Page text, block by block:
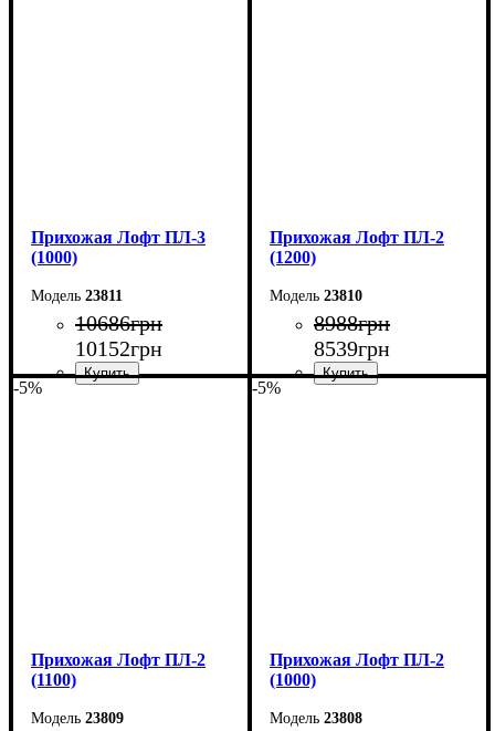
Прихожая Лофт ПЛ-3
(1000)
23811
10686грн
10152грн
Прихожая Лофт ПЛ-2
(1200)
23810
8988грн
8539грн
-5%
Прихожая Лофт ПЛ-2
(1100)
23809
-5%
Прихожая Лофт ПЛ-2
(1000)
23808